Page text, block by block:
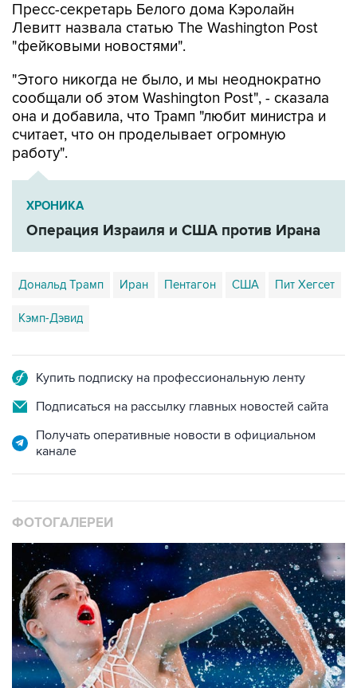
Пресс-секретарь Белого дома Кэролайн
Левитт назвала статью The Washington Post
"фейковыми новостями".
"Этого никогда не было, и мы неоднократно
сообщали об этом Washington Post", - сказала
она и добавила, что Трамп "любит министра и
считает, что он проделывает огромную
работу".
ХРОНИКА
Операция Израиля и США против Ирана
Дональд Трамп Иран Пентагон США Пит Хегсет
Кэмп-Дэвид
Купить подписку на профессиональную ленту
Подписаться на рассылку главных новостей сайта
Получать оперативные новости в официальном
канале
ФОТОГАЛЕРЕИ